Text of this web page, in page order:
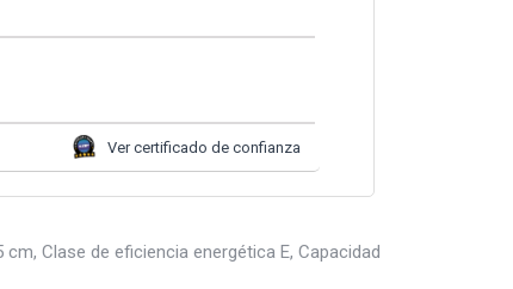
Ver certificado de confianza
Clase de eficiencia energética E, Capacidad